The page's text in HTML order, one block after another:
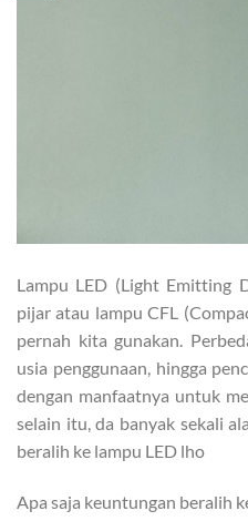
Lampu LED (Light Emitting
pijar atau lampu CFL
pernah kita gunakan.
usia penggunaan, hingga
dengan manfaatnya untuk
selain itu, da banyak sekali
beralih ke lampu LED lho
Apa saja keuntungan beralih